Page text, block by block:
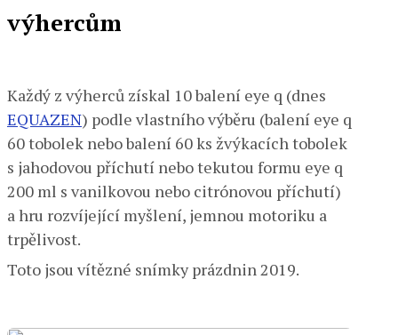
výhercům
Každý z výherců získal 10 balení eye q (dnes
EQUAZEN) podle vlastního výběru (balení eye q
60 tobolek nebo balení 60 ks žvýkacích tobolek
s jahodovou příchutí nebo tekutou formu eye q
200 ml s vanilkovou nebo citrónovou příchutí)
a hru rozvíjející myšlení, jemnou motoriku a
trpělivost.
Toto jsou vítězné snímky prázdnin 2019.